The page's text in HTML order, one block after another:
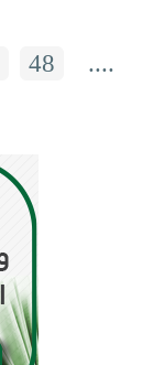
48
....